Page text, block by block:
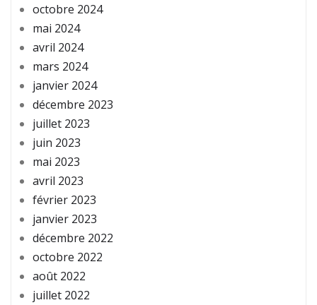
octobre 2024
mai 2024
avril 2024
mars 2024
janvier 2024
décembre 2023
juillet 2023
juin 2023
mai 2023
avril 2023
février 2023
janvier 2023
décembre 2022
octobre 2022
août 2022
juillet 2022